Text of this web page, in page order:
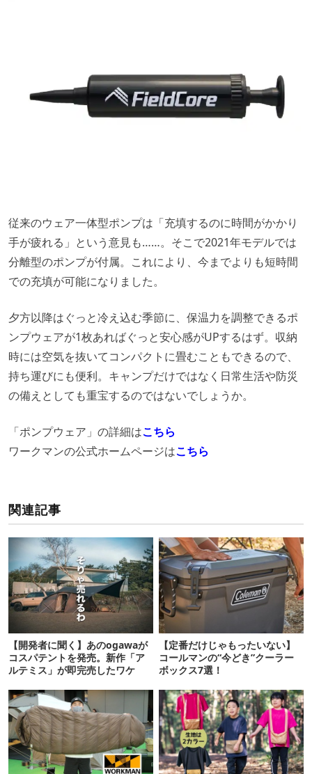
従来のウェア一体型ポンプは「充填するのに時間がかかり
手が疲れる」という意見も……。そこで2021年モデルでは
分離型のポンプが付属。これにより、今までよりも短時間
での充填が可能になりました。
夕方以降はぐっと冷え込む季節に、保温力を調整できるポ
ンプウェアが1枚あればぐっと安心感がUPするはず。収納
時には空気を抜いてコンパクトに畳むこともできるので、
持ち運びにも便利。キャンプだけではなく日常生活や防災
の備えとしても重宝するのではないでしょうか。
「ポンプウェア」の詳細はこちら
ワークマンの公式ホームページはこちら
関連記事
【開発者に聞く】あのogawaが
コスパテントを発売。新作「ア
ルテミス」が即完売したワケ
【定番だけじゃもったいない】
コールマンの“今どき”クーラー
ボックス7選！